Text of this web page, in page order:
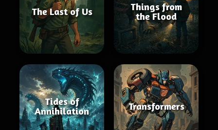
The Last of Us
Things from
the Flood
Tides of
Annihilation
Transformers